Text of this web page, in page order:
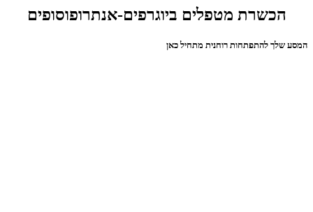
הכשרת מטפלים ביוגרפים-אנתרופוסופים
המסע שלך להתפתחות רוחנית מתחיל כאן